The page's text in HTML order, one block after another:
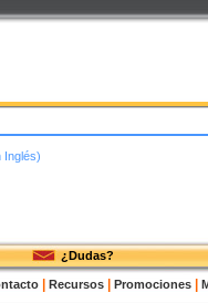
Inglés)
¿Dudas?
Recursos Promociones